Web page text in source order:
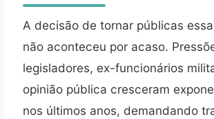
A decisão de tornar públicas
não aconteceu por acaso.
legisladores, ex-funcionários
opinião pública cresceram
nos últimos anos, demandando